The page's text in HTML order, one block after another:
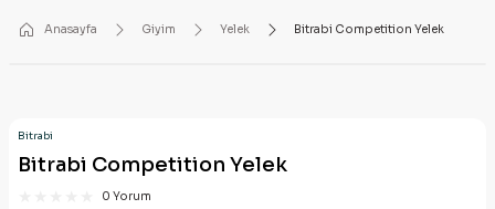
Anasayfa Giyim Yelek Bitrabi Competition Yelek
Bitrabi
Bitrabi Competition Yelek
0 Yorum